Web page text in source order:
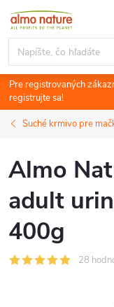
Prejsť
obsah
Pre registrovaných
registrujte sa!
Suché krmivo pre
Almo
adult
400g
28